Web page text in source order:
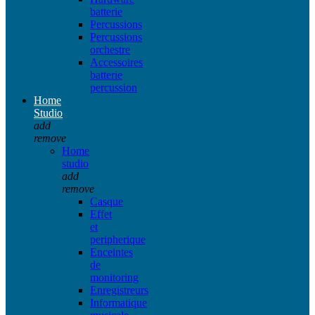
batterie
Percussions
Percussions
orchestre
Accessoires
batterie
percussion
Home
Studio
add
remove
Home
studio
add
remove
Casque
Effet
et
peripherique
Enceintes
de
monitoring
Enregistreurs
Informatique